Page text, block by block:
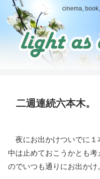
cinema,
二週連続六本木。
夜にお出かけついでに１
中は止めておこうかとも
のでいつも通りにお出かけ